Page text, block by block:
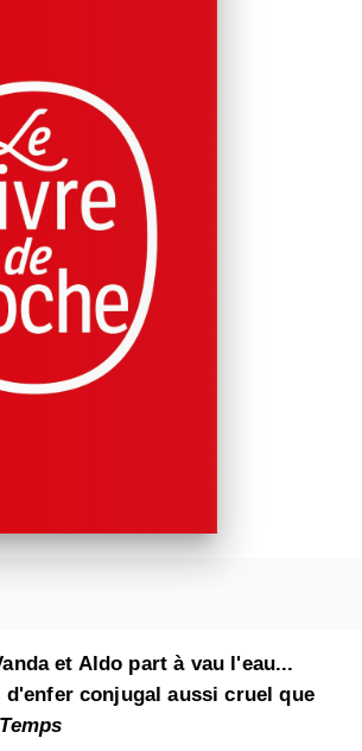
et Aldo part à vau l'eau...
conjugal aussi cruel que